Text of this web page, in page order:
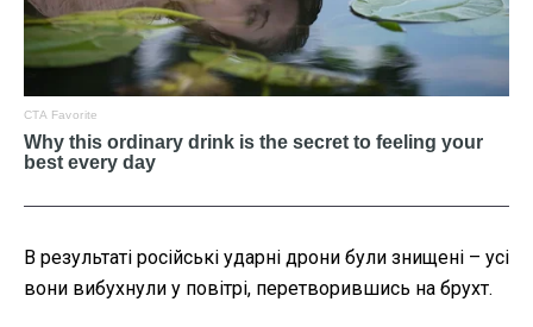
В результаті російські ударні дрони були знищені – усі
вони вибухнули у повітрі, перетворившись на брухт.